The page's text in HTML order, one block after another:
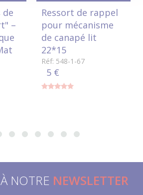
de
–
Ressort de rappel
pour mécanisme
de canapé lit
22*15
Réf: 548-1-67
5 €
NOTRE NEWSLETTER